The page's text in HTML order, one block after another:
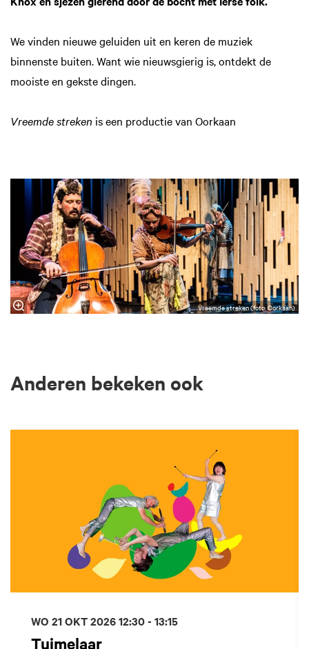
We vinden nieuwe geluiden uit en keren de muziek
binnenste buiten. Want wie nieuwsgierig is, ontdekt de
mooiste en gekste dingen.
Vreemde streken is een productie van Oorkaan
Vreemde streken (foto: Oorkaan)
Anderen bekeken ook
Tuimelaar
WO 21 OKT 202612:30 - 13:15